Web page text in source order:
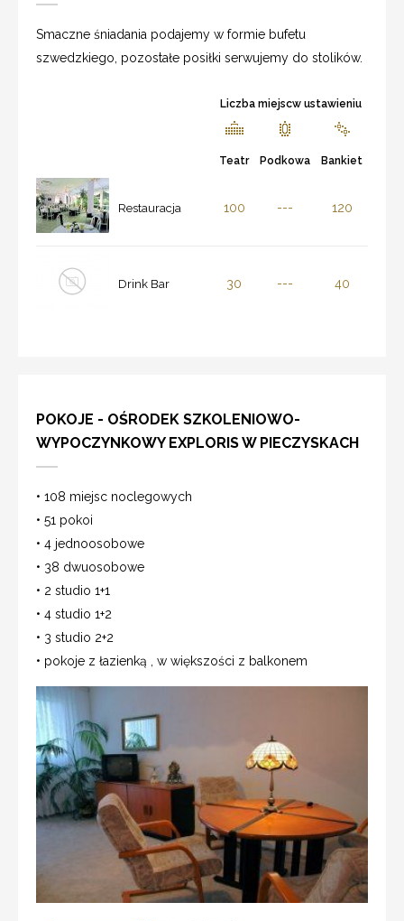
Smaczne śniadania podajemy w formie bufetu
szwedzkiego, pozostałe posiłki serwujemy do stolików.
Liczba miejscw ustawieniu
Teatr Podkowa Bankiet
Restauracja 100 --- 120
Drink Bar 30 --- 40
POKOJE - OŚRODEK SZKOLENIOWO-
WYPOCZYNKOWY EXPLORIS W PIECZYSKACH
• 108 miejsc noclegowych
• 51 pokoi
• 4 jednoosobowe
• 38 dwuosobowe
• 2 studio 1+1
• 4 studio 1+2
• 3 studio 2+2
• pokoje z łazienką , w większości z balkonem